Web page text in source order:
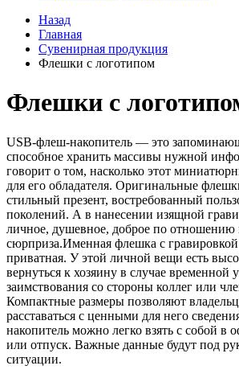
Назад
Главная
Сувенирная продукция
Флешки с логотипом
Флешки с
USB-флеш-накопитель — это
способное хранить массивы нужной
говорит о том, насколько этот
для его обладателя. Оригинальные
стильный презент, востребованный
поколений. А в нанесении изящной
личное, душевное, доброе по отношению
сюрприза.Именная флешка с
приватная. У этой личной вещи есть
вернуться к хозяину в случае временной
заимствования со стороны коллег или
Компактные размеры позволяют
расставаться с ценными для него
накопитель можно легко взять с собой в
или отпуск. Важные данные будут под
ситуации.